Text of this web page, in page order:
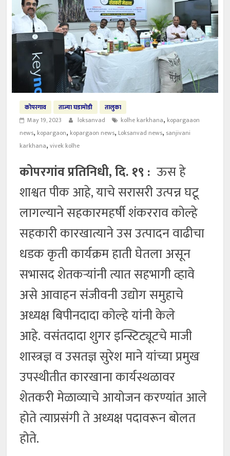
कोपरगाव ताज्या घडामोडी
तालुका
May 19, 2023
loksanvad kolhe karkhana, kopargaaon
news, kopargaon, kopargaon news, Loksanvad news, sanjivani
karkhana,vivek kolhe
कोपरगांव प्रतिनिधी, दि. १९ :ऊस हे
शाश्वत पीक आहे, याचे सरासरी उत्पन्न घटू
लागल्याने सहकारमहर्षी शंकरराव कोल्हे
सहकारी कारखात्याने उस उत्पादन वाढीचा
धडक कृती कार्यक्रम हाती घेतला असून
सभासद शेतकऱ्यांनी त्यात सहभागी व्हावे
असे आवाहन संजीवनी उद्योग समुहाचे
अध्यक्ष बिपीनदादा कोल्हे यांनी केले
आहे. वसंतदादा शुगर इन्स्टिट्यूटचे माजी
शास्त्रज्ञ व उसतज्ञ सुरेश माने यांच्या प्रमुख
उपस्थीतीत कारखाना कार्यस्थळावर
शेतकरी मेळाव्याचे आयोजन करण्यांत आले
होते त्याप्रसंगी ते अध्यक्ष पदावरून बोलत
होते.